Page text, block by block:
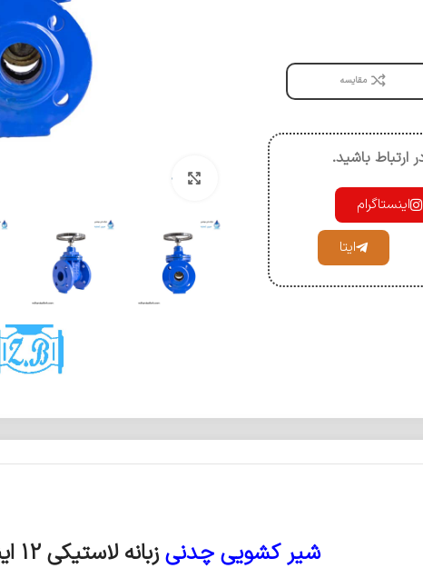
مقایسه
ارتباط باشید.
اینستاگرام
ایتا
بزرگنمایی تصویر
شیر کشویی چدنیزبانه لاستیکی 12 اینچ